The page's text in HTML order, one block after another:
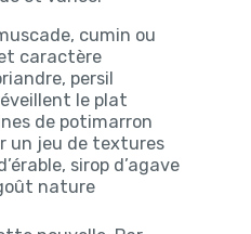
cumin ou
caractère
persil
le plat
de potimarron
un jeu de textures
sirop d’agave
nature